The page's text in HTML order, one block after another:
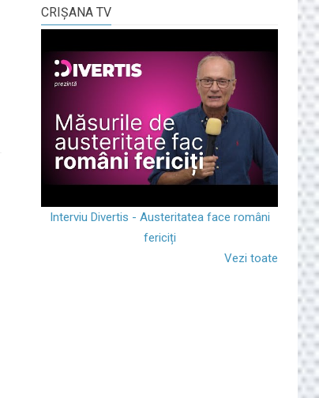
CRIŞANA TV
Interviu Divertis - Austeritatea face români
fericiți
Vezi toate